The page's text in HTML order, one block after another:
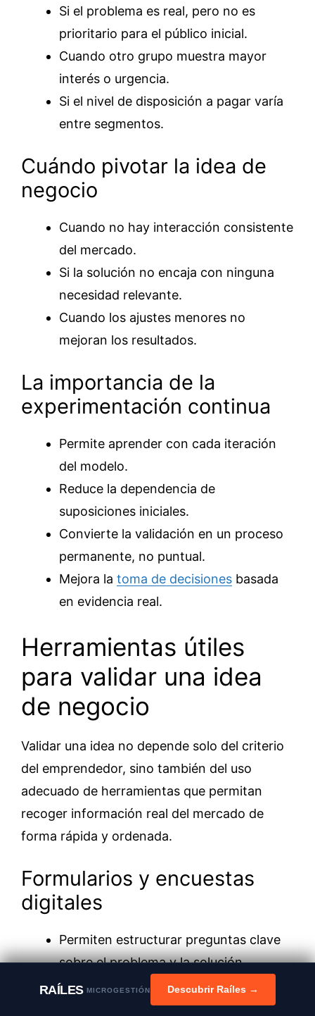
Si el problema es real, pero no es
prioritario para el público inicial.
Cuando otro grupo muestra mayor
interés o urgencia.
Si el nivel de disposición a pagar varía
entre segmentos.
Cuándo pivotar la idea de
negocio
Cuando no hay interacción consistente
del mercado.
Si la solución no encaja con ninguna
necesidad relevante.
Cuando los ajustes menores no
mejoran los resultados.
La importancia de la
experimentación continua
Permite aprender con cada iteración
del modelo.
Reduce la dependencia de
suposiciones iniciales.
Convierte la validación en un proceso
permanente, no puntual.
Mejora la toma de decisiones basada
en evidencia real.
Herramientas útiles
para validar una idea
de negocio
Validar una idea no depende solo del criterio
del emprendedor, sino también del uso
adecuado de herramientas que permitan
recoger información real del mercado de
forma rápida y ordenada.
Formularios y encuestas
digitales
Permiten estructurar preguntas clave
sobre el problema y la solución.
Facilitan la recolección de datos en
RAÍLESMICROGESTIÓN Descubrir Raíles →